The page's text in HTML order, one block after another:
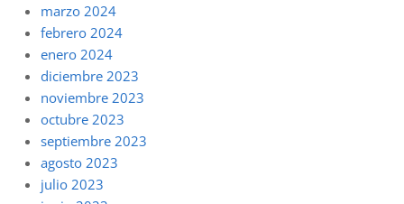
marzo 2024
febrero 2024
enero 2024
diciembre 2023
noviembre 2023
octubre 2023
septiembre 2023
agosto 2023
julio 2023